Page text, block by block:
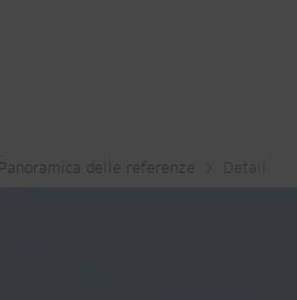
Panoramica delle referenze